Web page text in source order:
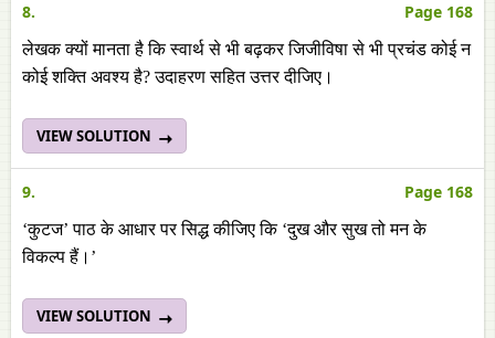
8. Page 168
लेखक क्यों मानता है कि स्वार्थ से भी बढ़कर जिजीविषा से भी प्रचंड कोई न
कोई शक्ति अवश्य है? उदाहरण सहित उत्तर दीजिए।
VIEW SOLUTION
9. Page 168
‘कुटज’ पाठ के आधार पर सिद्ध कीजिए कि ‘दुख और सुख तो मन के
विकल्प हैं।’
VIEW SOLUTION